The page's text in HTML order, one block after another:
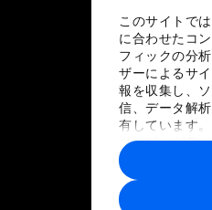
このサイトで
に合わせたコ
フィックの分
ザーによるサ
報を収集し、
信、データ解
有しています
ユーザーが各
報や各パート
に収集された
トナーによっ